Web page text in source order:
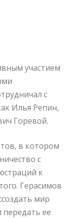
участием
с
Илья Репин,
Горевой.
в котором
с
к
Герасимов
мир
ее